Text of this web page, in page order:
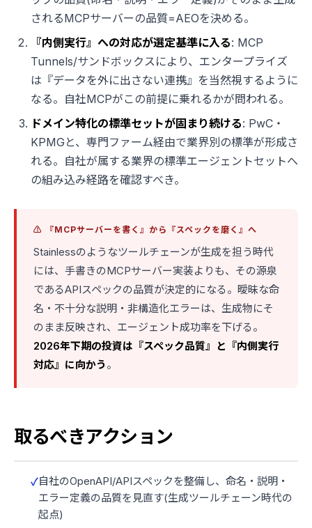
されるMCPサーバーの品質=AEOを決める。
『内側実行』への対応が選定基準に入る: MCP
Tunnels/サンドボックスにより、エンタープライズ
は『データを外に出さない連携』を当然視するように
なる。自社MCPがこの前提に乗れるかが問われる。
ドメイン特化の標準セットが固まり続ける: PwC・
KPMGと、専門ファーム経由で業界別の標準が形成さ
れる。自社が属する業界の標準エージェントセットへ
の組み込み経路を確認すべき。
⚠️ 『MCPサーバーを書く』から『スペックを磨く』へ
Stainlessのようなツールチェーンが生成を担う時代
には、手書きのMCPサーバー実装よりも、その源泉
であるAPIスペックの品質が決定的になる。曖昧な命
名・不十分な説明・非構造化エラーは、生成物にそ
のまま反映され、エージェント成功率を下げる。
2026年下期の投資は『スペック品質』と『内側実行
対応』に向かう 。
取るべきアクション
自社のOpenAPI/APIスペックを整備し、命名・説明・
エラー定義の品質を見直す(生成ツールチェーン時代の
起点)